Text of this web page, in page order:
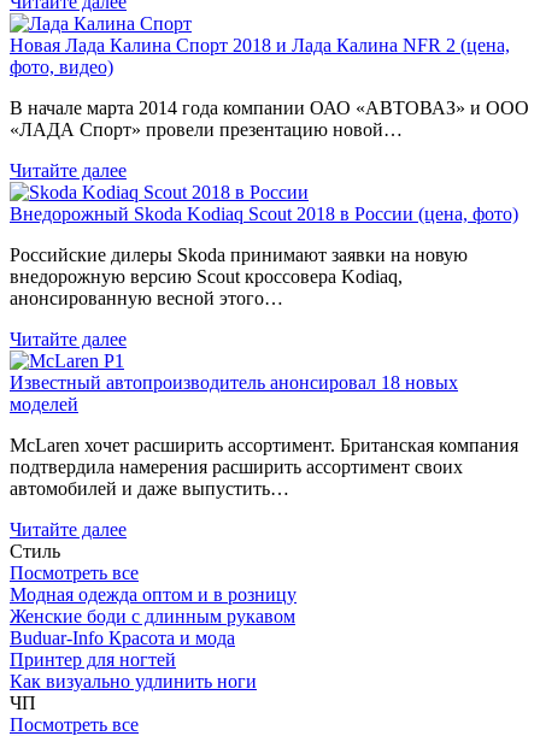
Новая Лада Калина Спорт 2018 и Лада Калина NFR 2 (цена,
фото, видео)
В начале марта 2014 года компании ОАО «АВТОВАЗ» и ООО
«ЛАДА Спорт» провели презентацию новой…
Читайте далее
Внедорожный Skoda Kodiaq Scout 2018 в России (цена, фото)
Российские дилеры Skoda принимают заявки на новую
внедорожную версию Scout кроссовера Kodiaq,
анонсированную весной этого…
Читайте далее
Известный автопроизводитель анонсировал 18 новых
моделей
McLaren хочет расширить ассортимент. Британская компания
подтвердила намерения расширить ассортимент своих
автомобилей и даже выпустить…
Читайте далее
Стиль
Посмотреть все
Модная одежда оптом и в розницу
Женские боди с длинным рукавом
Buduar-Info Красота и мода
Принтер для ногтей
Как визуально удлинить ноги
ЧП
Посмотреть все